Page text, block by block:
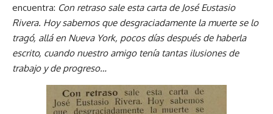
encuentra: Con retraso sale esta carta de José Eustasio
Rivera. Hoy sabemos que desgraciadamente la muerte se lo
tragó, allá en Nueva York, pocos días después de haberla
escrito, cuando nuestro amigo tenía tantas ilusiones de
trabajo y de progreso…